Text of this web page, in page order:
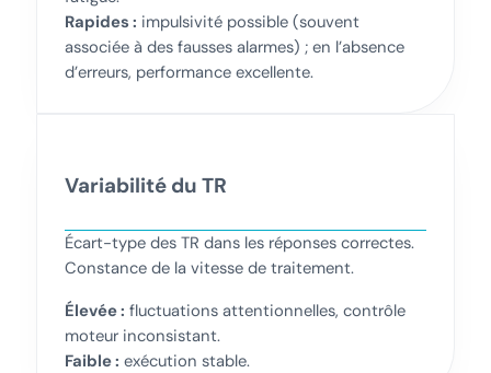
Rapides : impulsivité possible (souvent
associée à des fausses alarmes) ; en l’absence
d’erreurs, performance excellente.
Variabilité du TR
Écart-type des TR dans les réponses correctes.
Constance de la vitesse de traitement.
Élevée : fluctuations attentionnelles, contrôle
moteur inconsistant.
Faible : exécution stable.